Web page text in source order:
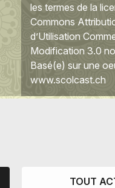
les termes de la
Commons
d’Utilisation
Modification 3.0
Basé(e) sur une
www.scolcast.ch
TOUT